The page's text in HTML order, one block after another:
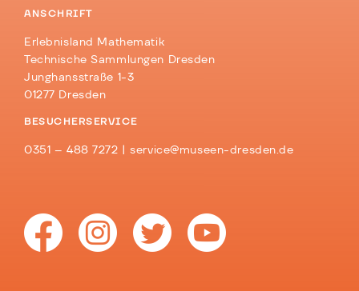
ANSCHRIFT
Erlebnisland Mathematik
Technische Sammlungen Dresden
Junghansstraße 1-3
01277 Dresden
BESUCHERSERVICE
0351 – 488 7272 |service@museen-dresden.de